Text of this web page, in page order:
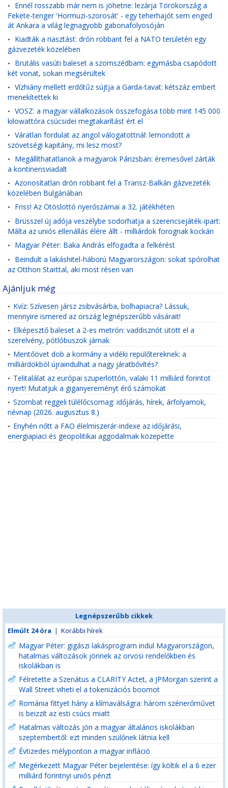
• Ennél rosszabb már nem is jöhetne: lezárja Törökország a
Fekete-tenger 'Hormuzi-szorosát' - egy teherhajót sem enged
át Ankara a világ legnagyobb gabonafolyosóján
• Kiadták a riasztást: drón robbant fel a NATO területén egy
gázvezeték közelében
• Brutális vasúti baleset a szomszédbam: egymásba csapódott
két vonat, sokan megsérültek
• Vízhiány mellett erdőtűz sújtja a Garda-tavat: kétszáz embert
menekítettek ki
• VOSZ: a magyar vállalkozások összefogása több mint 145 000
kilowattóra csúcsidei megtakarítást ért el
• Váratlan fordulat az angol válogatottnál: lemondott a
szövetségi kapitány, mi lesz most?
• Megállíthatatlanok a magyarok Párizsban: éremesővel zárták
a kontinensviadalt
• Azonosítatlan drón robbant fel a Transz-Balkán gázvezeték
közelében Bulgáriában
• Friss! Az Ötöslottó nyerőszámai a 32. játékhéten
• Brüsszel új adója veszélybe sodorhatja a szerencsejáték-ipart:
Málta az uniós ellenállás élére állt - milliárdok forognak kockán
• Magyar Péter: Baka András elfogadta a felkérést
• Beindult a lakáshitel-háború Magyarországon: sokat spórolhat
az Otthon Starttal, aki most résen van
Ajánljuk még
• Kvíz: Szívesen jársz zsibvásárba, bolhapiacra? Lássuk,
mennyire ismered az ország legnépszerűbb vásárait!
• Elképesztő baleset a 2-es metrón: vaddisznót ütött el a
szerelvény, pótlóbuszok járnak
• Mentőövet dob a kormány a vidéki repülőtereknek: a
milliárdokból újraindulhat a nagy járatbővítés?
• Telitalálat az európai szuperlottón, valaki 11 milliárd forintot
nyert! Mutatjuk a giganyereményt érő számokat
• Szombat reggeli túlélőcsomag: időjárás, hírek, árfolyamok,
névnap (2026. augusztus 8.)
• Enyhén nőtt a FAO élelmiszerár-indexe az időjárási,
energiapiaci és geopolitikai aggodalmak közepette
Legnépszerűbb cikkek
Elmúlt 24 óra | Korábbi hírek
Magyar Péter: gigászi lakásprogram indul Magyarországon,
hatalmas változások jönnek az orvosi rendelőkben és
iskolákban is
Félretette a Szenátus a CLARITY Actet, a JPMorgan szerint a
Wall Street viheti el a tokenizációs boomot
Románia fittyet hány a klímaválságra: három szénerőművet
is beizzít az esti csúcs miatt
Hatalmas változás jön a magyar általános iskolákban
szeptembertől: ezt minden szülőnek látnia kell
Évtizedes mélyponton a magyar infláció
Megérkezett Magyar Péter bejelentése: így költik el a 6 ezer
milliárd forintnyi uniós pénzt